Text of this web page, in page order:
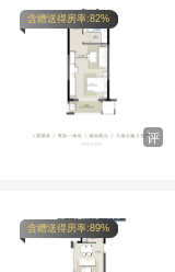
含赠送得房率:82%
评
含赠送得房率:89%